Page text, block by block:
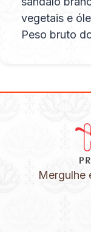
vegetais e
Peso bruto
Mergulhe